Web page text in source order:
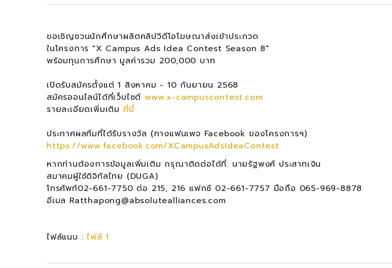
ขอเชิญชวนนักศึกษาผลิตคลิปวิดีโอโฆษณาส่งเข้าประกวด
ในโครงการ "X Campus Ads Idea Contest Season 8"
พร้อมทุนการศึกษา มูลค่ารวม 200,000 บาท
เปิดรับสมัครตั้งแต่ 1 สิงหาคม - 10 กันยายน 2568
สมัครออนไลน์ได้ที่เว็บไซต์ www.x-campuscontest.com
รายละเอียดเพิ่มเติม ที่นี่
ประกาศผลทีมที่ได้รับรางวัล (ทางแฟนเพจ Facebook ของโครงการฯ)
https://www.facebook.com/XCampusAdsIdeaContest
หากท่านต้องการข้อมูลเพิ่มเติม กรุณาติดต่อได้ที่: นายรัฐพงศ์ ประสาทเงิน
สมาคมผู้ใช้ดิจิทัลไทย (DUGA)
โทรศัพท์02-661-7750 ต่อ 215, 216 แฟกซ์ 02-661-7757 มือถือ 065-969-8878
อีเมล Ratthapong@absolutealliances.com
ไฟล์แนบ :ไฟล์ 1